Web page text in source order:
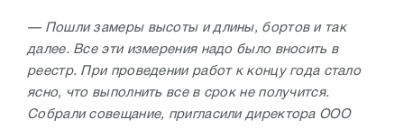
— Пошли замеры высоты и длины, бортов и так
далее. Все эти измерения надо было вносить в
реестр. При проведении работ к концу года стало
ясно, что выполнить все в срок не получится.
Собрали совещание, пригласили директора ООО